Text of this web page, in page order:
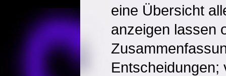
eine Übersicht
anzeigen lassen
Entscheidungen;